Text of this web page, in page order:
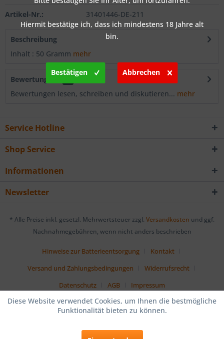
Artikel-Nr.: 31401446-DE-211
Beschreibung
Inhalt : 50 Gramm mehr
Bewertungen
Bewertungen lesen, schreiben und diskutieren... mehr
Service Hotline
Shop Service
Informationen
Newsletter
* Alle Preise inkl. gesetzl. Mehrwertsteuer zzgl. Versandkosten und ggf.
Nachnahmegebühren, wenn nicht anders beschrieben
Hinweise zur Batterieentsorgung
Kontakt
Versand und Zahlungsbedingungen
Widerrufsrecht
Datenschutz
AGB Impressum
Diese Website verwendet Cookies, um Ihnen die bestmögliche
Funktionalität bieten zu können.
Hiermit bestätige ich, dass ich mindestens 18 Jahre alt
bin.
Bestätigen Abbrechen